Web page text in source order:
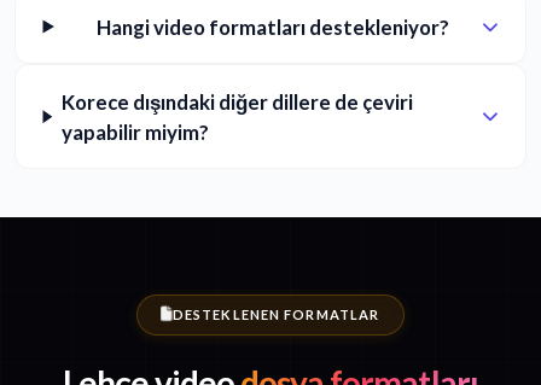
Hangi video formatları destekleniyor?
Korece dışındaki diğer dillere de çeviri
yapabilir miyim?
DESTEKLENEN FORMATLAR